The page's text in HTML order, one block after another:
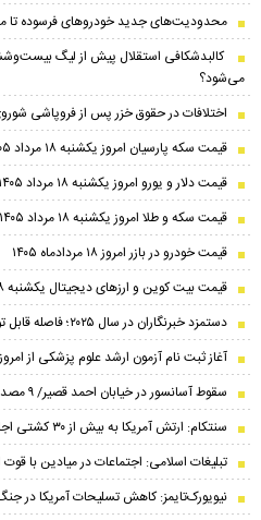
محدودیت‌های جدید خودروهای فرسوده تا مدل
کالبدشکافی استقلال پیش از لیگ
می‌شود؟
اختلافات در حقوق خزر پس از فروپاشی
قیمت سکه پارسیان امروز یکشنبه ۱۸ مرداد ۱۴۰۵
قیمت دلار و یورو امروز یکشنبه ۱۸ مرداد ۱۴۰۵
قیمت سکه و طلا امروز یکشنبه ۱۸ مرداد ۱۴۰۵
قیمت خودرو در بازر امروز ۱۸ مردادماه ۱۴۰۵
قیمت بیت کوین و ارز‌های دیجیتال یکشنبه ۱۸ مرداد ۱۴۰۵
دستمزد خبرنگاران در سال ۲۰۲۵؛ فاصله قابل توجه میان کشورهای مختلف
آغاز ثبت نام آزمون ارشد علوم پزشکی از امروز
سقوط آسانسور در خیابان احمد قصیر/ ۹ مصدوم
سنتکام: ارتش آمریکا به بیش از ۳۰ کشتی اجازه داده تا از محاصره ایران عبور کنند
تبلیغات اسلامی: اجتماعات در میادین با
نیویورک‌تایمز: کاهش تسلیحات آمریکا در